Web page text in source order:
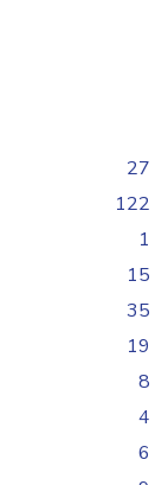
27
122
1
15
35
19
8
4
6